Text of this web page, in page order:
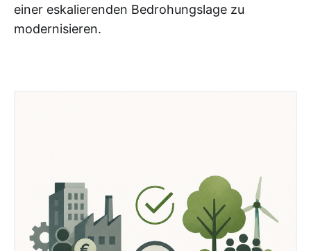
einer eskalierenden Bedrohungslage zu
modernisieren.